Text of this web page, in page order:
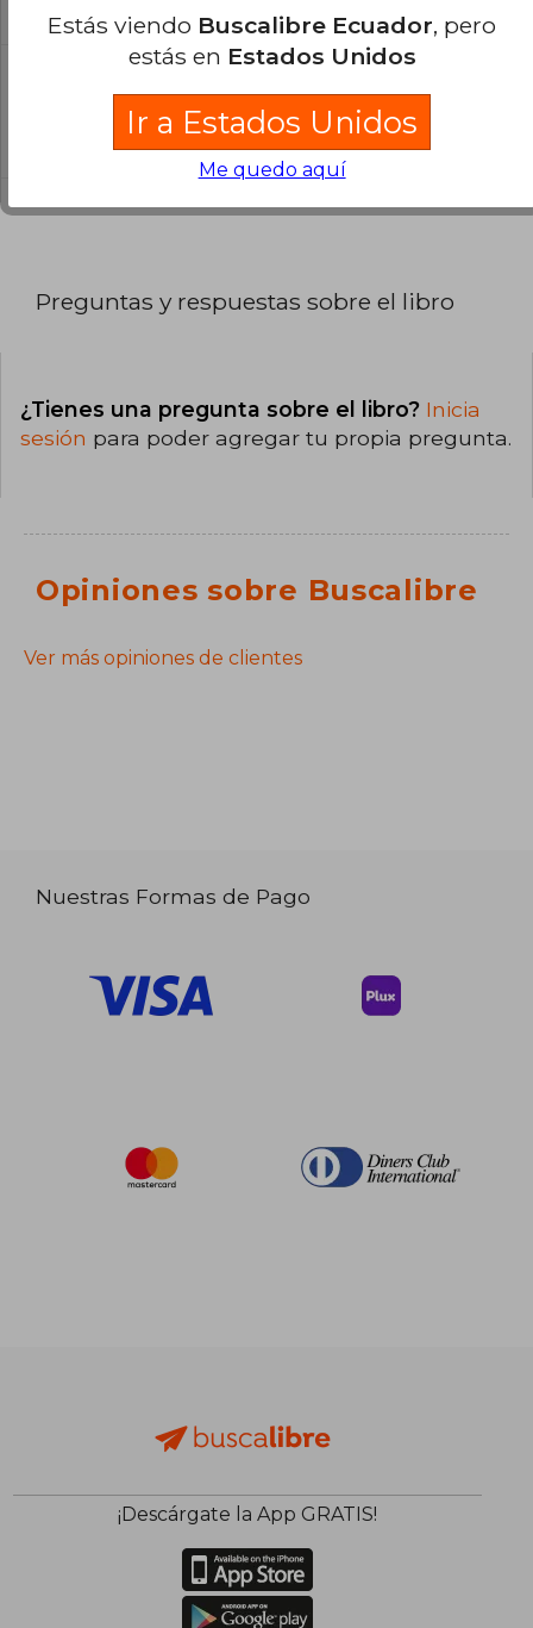
¿En qué Idioma está escrito el
El libro está escrito en Español.
Preguntas y respuestas sobre el libro
¿Tienes una pregunta sobre el libro? Inicia
sesión para poder agregar tu propia pregunta.
Opiniones sobre Buscalibre
Ver más opiniones de clientes
Nuestras Formas de Pago
¡Descárgate la App GRATIS!
Estás viendo Buscalibre Ecuador, pero
estás en Estados Unidos
Ir a Estados Unidos
Me quedo aquí